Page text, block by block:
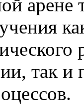
арене
так и